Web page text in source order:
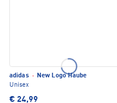
adidas · New Logo Haube
Unisex
€ 24,99